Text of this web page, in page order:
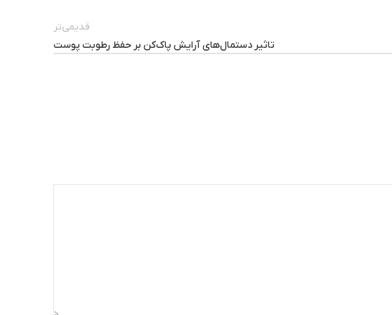
قدیمی‌تر
تاثیر دستمال‌های آرایش پاک‌کن بر حفظ رطوبت پوست